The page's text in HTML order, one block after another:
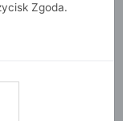
Zgoda.